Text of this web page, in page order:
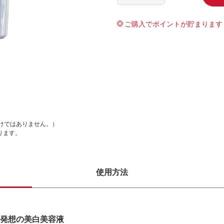
はありません。）
す。
ご購入でポイントが貯まります
使用方法
想の美白美容液